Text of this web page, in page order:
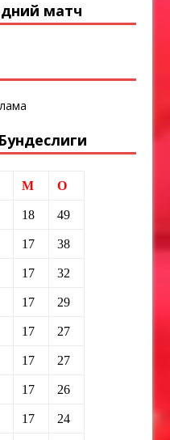
матч
М О
18 49
17 38
17 32
17 29
17 27
17 27
17 26
17 24